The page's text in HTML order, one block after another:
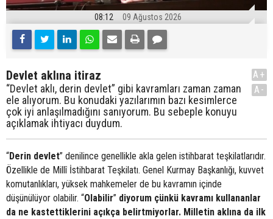
08:12 09 Ağustos 2026
Devlet aklına itiraz
“Devlet aklı, derin devlet” gibi kavramları zaman zaman
ele alıyorum. Bu konudaki yazılarımın bazı kesimlerce
çok iyi anlaşılmadığını sanıyorum. Bu sebeple konuyu
açıklamak ihtiyacı duydum.
A+
A-
“Derin devlet” denilince genellikle akla gelen istihbarat teşkilatlarıdır.
Özellikle de Millî İstihbarat Teşkilatı. Genel Kurmay Başkanlığı, kuvvet
komutanlıkları, yüksek mahkemeler de bu kavramın içinde
düşünülüyor olabilir. “Olabilir” diyorum çünkü kavramı kullananlar
da ne kastettiklerini açıkça belirtmiyorlar. Milletin aklına da ilk